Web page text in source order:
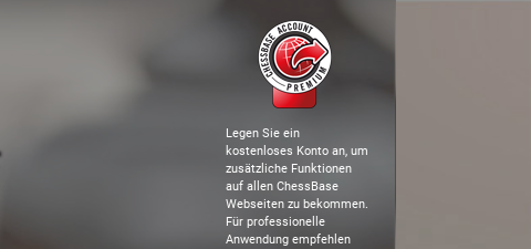
Legen Sie ein
kostenloses Konto an, um
zusätzliche Funktionen
auf allen ChessBase
Webseiten zu bekommen.
Für professionelle
Anwendung empfehlen